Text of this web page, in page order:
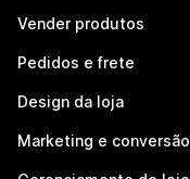
Vender produtos
Pedidos e frete
Design da loja
Marketing e conversão